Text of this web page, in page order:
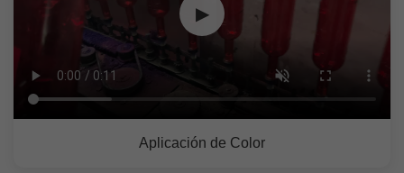
▶
Aplicación de Color